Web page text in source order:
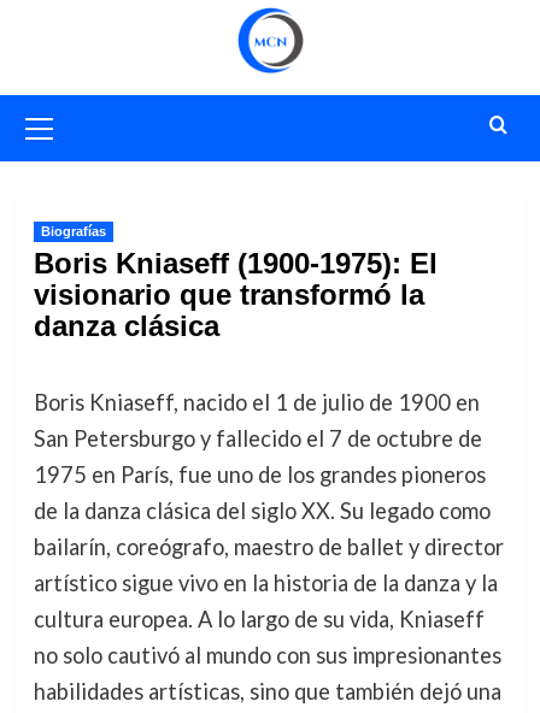
primario
Biografías
Boris Kniaseff (1900-1975): El
visionario que transformó la
danza clásica
Boris Kniaseff, nacido el 1 de julio de 1900 en
San Petersburgo y fallecido el 7 de octubre de
1975 en París, fue uno de los grandes pioneros
de la danza clásica del siglo XX. Su legado como
bailarín, coreógrafo, maestro de ballet y director
artístico sigue vivo en la historia de la danza y la
cultura europea. A lo largo de su vida, Kniaseff
no solo cautivó al mundo con sus impresionantes
habilidades artísticas, sino que también dejó una